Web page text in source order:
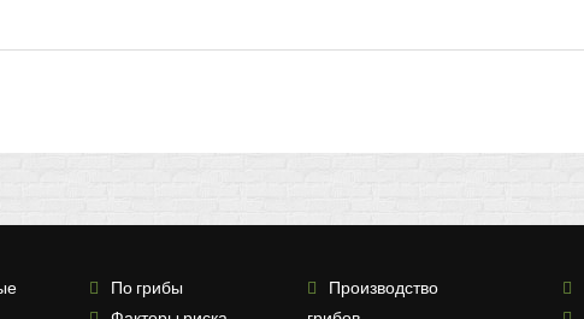
По грибы
Производство